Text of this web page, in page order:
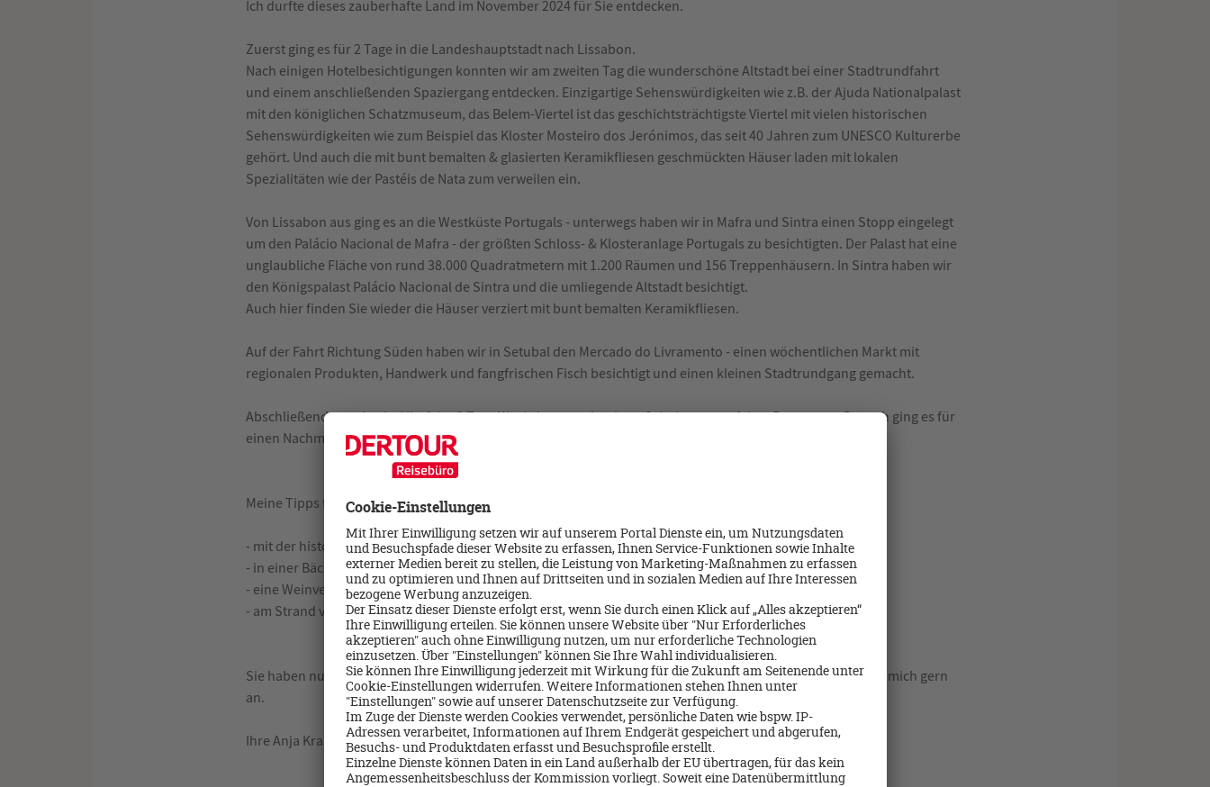
Ich durfte dieses zauberhafte Land im November 2024 für Sie entdecken.
Zuerst ging es für 2 Tage in die Landeshauptstadt nach Lissabon.
Nach einigen Hotelbesichtigungen konnten wir am zweiten Tag die wunderschöne Altstadt bei einer Stadtrundfahrt
und einem anschließenden Spaziergang entdecken. Einzigartige Sehenswürdigkeiten wie z.B. der Ajuda Nationalpalast
mit den königlichen Schatzmuseum, das Belem-Viertel ist das geschichtsträchtigste Viertel mit vielen historischen
Sehenswürdigkeiten wie zum Beispiel das Kloster Mosteiro dos Jerónimos, das seit 40 Jahren zum UNESCO Kulturerbe
gehört. Und auch die mit bunt bemalten & glasierten Keramikfliesen geschmückten Häuser laden mit lokalen
Spezialitäten wie der Pastéis de Nata zum verweilen ein.
Von Lissabon aus ging es an die Westküste Portugals - unterwegs haben wir in Mafra und Sintra einen Stopp eingelegt
um den Palácio Nacional de Mafra - der größten Schloss- & Klosteranlage Portugals zu besichtigten. Der Palast hat eine
unglaubliche Fläche von rund 38.000 Quadratmetern mit 1.200 Räumen und 156 Treppenhäusern. In Sintra haben wir
den Königspalast Palácio Nacional de Sintra und die umliegende Altstadt besichtigt.
Auch hier finden Sie wieder die Häuser verziert mit bunt bemalten Keramikfliesen.
Auf der Fahrt Richtung Süden haben wir in Setubal den Mercado do Livramento - einen wöchentlichen Markt mit
regionalen Produkten, Handwerk und fangfrischen Fisch besichtigt und einen kleinen Stadtrundgang gemacht.
Abschließend standen in Albufeira 2 Tage Workshops und weitere Schulungen auf dem Programm. Danach ging es für
einen Nachmittag nach Lagos - auch hier lädt der Ort zum bummeln und verweilen ein.
Meine Tipps für diese Reise:
- mit der historischen Straßenbahn die Altstadt Lissabons erkunden
- in einer Bäckerei die leckeren Pastéis de Nata probrieren
- eine Weinverkostung auf einem der vielen Weingüter
- am Strand von Albufeira die Auszeit genießen
Sie haben nun auch Lust dieses wunderschöne, abwechslungsreiche Land kennenzulernen? Sprechen Sie mich gern
an.
Ihre Anja Krause